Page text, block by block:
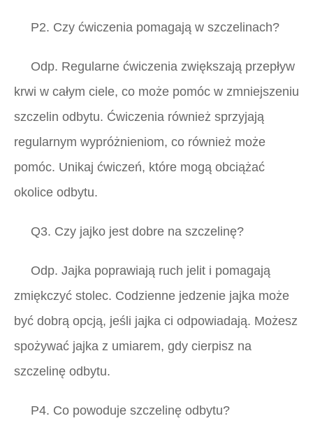
P2. Czy ćwiczenia pomagają w szczelinach?
Odp. Regularne ćwiczenia zwiększają przepływ
krwi w całym ciele, co może pomóc w zmniejszeniu
szczelin odbytu. Ćwiczenia również sprzyjają
regularnym wypróżnieniom, co również może
pomóc. Unikaj ćwiczeń, które mogą obciążać
okolice odbytu.
Q3. Czy jajko jest dobre na szczelinę?
Odp. Jajka poprawiają ruch jelit i pomagają
zmiękczyć stolec. Codzienne jedzenie jajka może
być dobrą opcją, jeśli jajka ci odpowiadają. Możesz
spożywać jajka z umiarem, gdy cierpisz na
szczelinę odbytu.
P4. Co powoduje szczelinę odbytu?